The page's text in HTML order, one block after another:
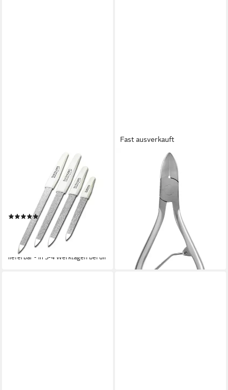
Saphir-Nagelfeile 4
Saphirnagelfeile Solingen
Saphir Nagelfeilen
Fingernägel Fußnägel, 4-tlg.,
Fein, Grob(1)
9,99 € UVP13,99 €
(2,50 €/ 1 Stk)
-29%
lieferbar - in 3-4 Werktagen bei dir
Fast ausverkauft
MARGARET DABBS
Multi-Tool Margaret Dabbs
Accessoire Toe Nail Cutter, 1-
lieferbar - in 5-6 Werktagen bei dir